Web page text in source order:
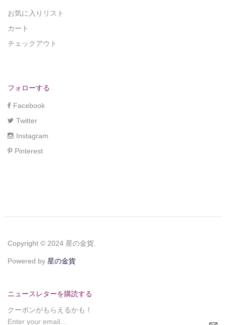
お気に入りリスト
カート
チェックアウト
フォローする
Facebook
Twitter
Instagram
Pinterest
Copyright © 2024 星の金貨.
Powered by 星の金貨
ニュースレターを購読する
クーポンがもらえるかも！